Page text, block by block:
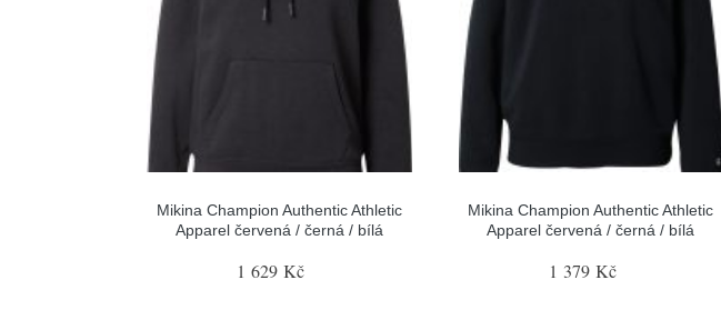
Mikina Champion Authentic Athletic
Apparel červená / černá / bílá
1 629 Kč
Mikina Champion Authentic Athletic
Apparel červená / černá / bílá
1 379 Kč